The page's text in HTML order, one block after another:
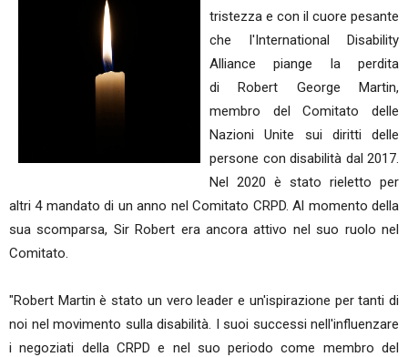
tristezza e con il cuore pesante
che l'International Disability
Alliance piange la perdita
di Robert George Martin,
membro del Comitato delle
Nazioni Unite sui diritti delle
persone con disabilità dal 2017.
Nel 2020 è stato rieletto per
altri 4 mandato di un anno nel Comitato CRPD. Al momento della
sua scomparsa, Sir Robert era ancora attivo nel suo ruolo nel
Comitato.
"Robert Martin è stato un vero leader e un'ispirazione per tanti di
noi nel movimento sulla disabilità. I suoi successi nell'influenzare
i negoziati della CRPD e nel suo periodo come membro del